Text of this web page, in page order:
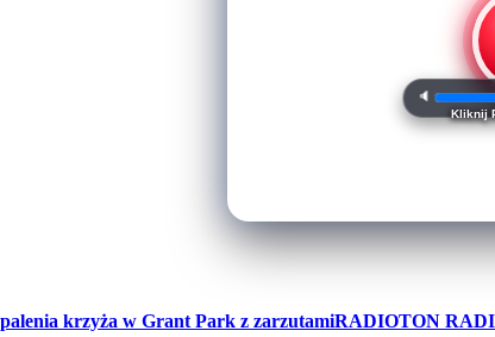
🔈
Kliknij
krzyża w Grant Park z zarzutamiRADIOTON